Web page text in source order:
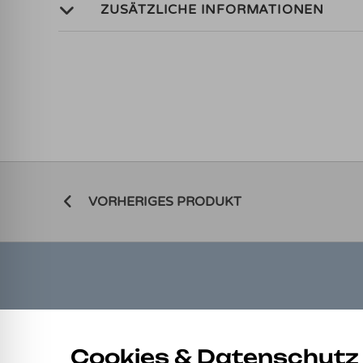
ZUSÄTZLICHE INFORMATIONEN
VORHERIGES PRODUKT
Allgemeine Geschäftsbedingungen
Cookies & Datenschutz